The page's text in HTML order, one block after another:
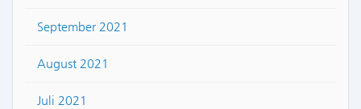
September 2021
August 2021
Juli 2021